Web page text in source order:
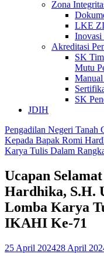
Zona
LKE ZI
Inovasi
Akreditasi
SK
Mutu
SK
JDIH
Pengadilan Negeri Tanah
Kepada Bapak Romi
Karya Tulis Dalam
Ucapan
Hardhika, S.H.
Lomba Karya
IKAHI Ke-71
25 April 202428 April